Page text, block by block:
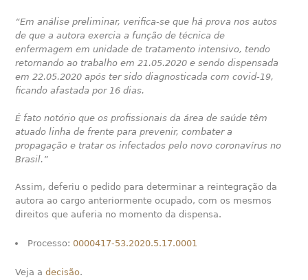
“Em análise preliminar, verifica-se que há prova nos autos
de que a autora exercia a função de técnica de
enfermagem em unidade de tratamento intensivo, tendo
retornando ao trabalho em 21.05.2020 e sendo dispensada
em 22.05.2020 após ter sido diagnosticada com covid-19,
ficando afastada por 16 dias.
É fato notório que os profissionais da área de saúde têm
atuado linha de frente para prevenir, combater a
propagação e tratar os infectados pelo novo coronavírus no
Brasil.”
Assim, deferiu o pedido para determinar a reintegração da
autora ao cargo anteriormente ocupado, com os mesmos
direitos que auferia no momento da dispensa.
Processo: 0000417-53.2020.5.17.0001
Veja adecisão.